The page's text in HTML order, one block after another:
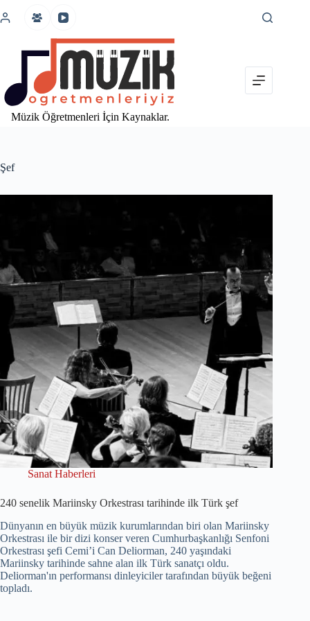
atla
Müzik Öğretmenleri İçin Kaynaklar.
Şef
Sanat Haberleri
240 senelik Mariinsky Orkestrası tarihinde ilk Türk şef
Dünyanın en büyük müzik kurumlarından biri olan Mariinsky
Orkestrası ile bir dizi konser veren Cumhurbaşkanlığı Senfoni
Orkestrası şefi Cemi’i Can Deliorman, 240 yaşındaki
Mariinsky tarihinde sahne alan ilk Türk sanatçı oldu.
Deliorman'ın performansı dinleyiciler tarafından büyük beğeni
topladı.